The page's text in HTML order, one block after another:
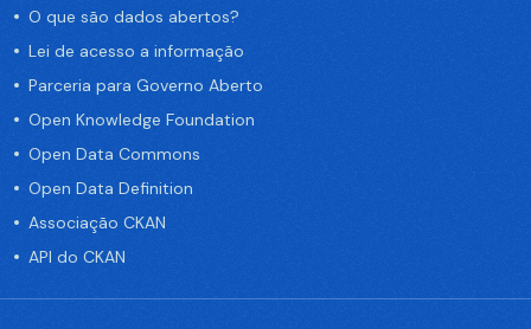
O que são dados abertos?
Lei de acesso a informação
Parceria para Governo Aberto
Open Knowledge Foundation
Open Data Commons
Open Data Definition
Associação CKAN
API do CKAN